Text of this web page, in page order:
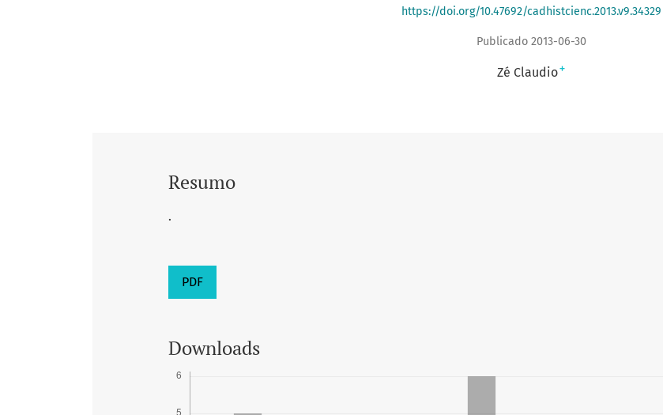
https://doi.org/10.47692/cadhistcienc.2013.v9.34329
Publicado 2013-06-30
Zé Claudio+
Resumo
.
PDF
Downloads